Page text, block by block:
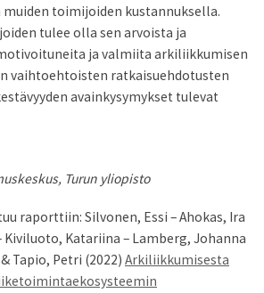
toimijoiden kustannuksella.
tulee olla sen arvoista ja
ja valmiita arkiliikkumisen
vaihtoehtoisten ratkaisuehdotusten
avainkysy­mykset tulevat
Turun yliopisto
raporttiin: Silvonen, Essi – Ahokas, Ira
Kiviluoto, Katariina – Lamberg, Johanna
Tapio, Petri (2022) Arkiliikkumisesta